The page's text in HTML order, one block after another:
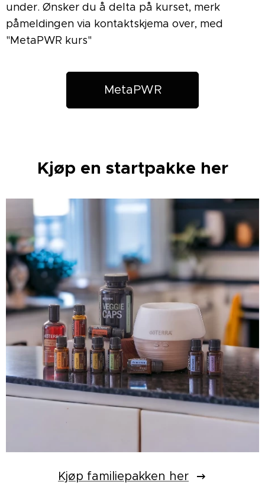
under. Ønsker du å delta på kurset, merk
påmeldingen via kontaktskjema over, med
"MetaPWR kurs"
MetaPWR
Kjøp en startpakke her
Kjøp familiepakken her